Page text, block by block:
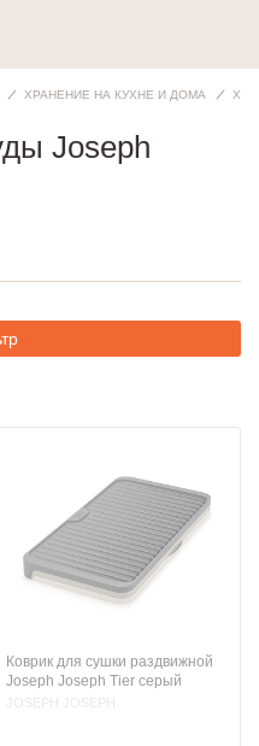
ХРАНЕНИЕ НА КУХНЕ И ДОМА
Joseph
Коврик для сушки раздвижной
Joseph Joseph Tier серый
JOSEPH JOSEPH